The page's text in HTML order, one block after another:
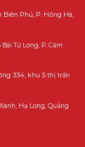
Biên Phủ, P. Hồng Hà,
Bái Tử Long, P. Cẩm
334, khu 5 thị trấn
Hạ Long, Quảng